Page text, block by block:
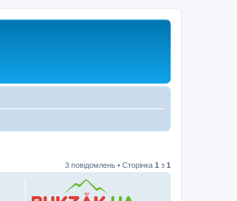
3 повідомлень • Сторінка 1 з 1